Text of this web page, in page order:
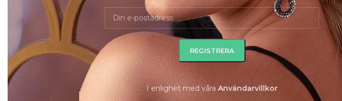
I enlighet med våra Användarvillkor